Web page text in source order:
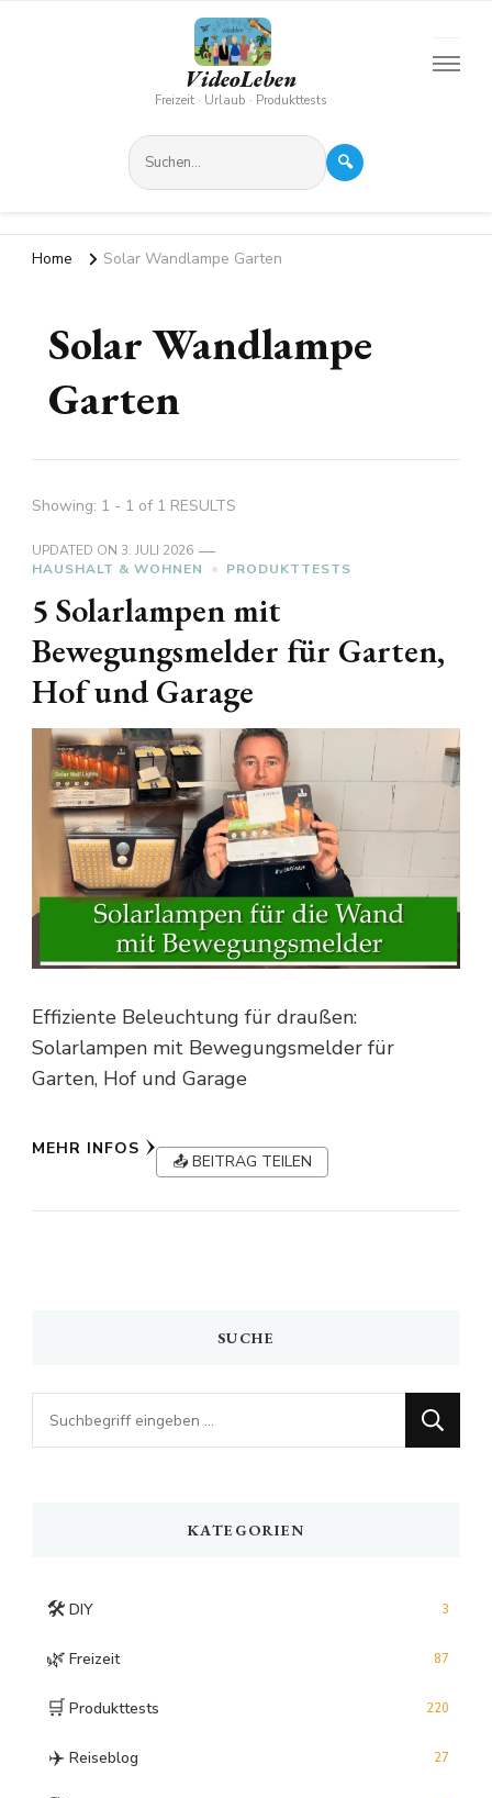
VideoLeben
Freizeit · Urlaub · Produkttests
🔍
Home Solar Wandlampe Garten
Solar Wandlampe
Garten
Showing: 1 - 1 of 1 RESULTS
UPDATED ON 3. JULI 2026
HAUSHALT & WOHNEN
PRODUKTTESTS
5 Solarlampen mit
Bewegungsmelder für Garten,
Hof und Garage
Effiziente Beleuchtung für draußen:
Solarlampen mit Bewegungsmelder für
Garten, Hof und Garage
MEHR INFOS
📤 BEITRAG TEILEN
SUCHE
Looking
for
KATEGORIEN
🛠️ DIY 3
🌿 Freizeit 87
🛒 Produkttests 220
✈️ Reiseblog 27